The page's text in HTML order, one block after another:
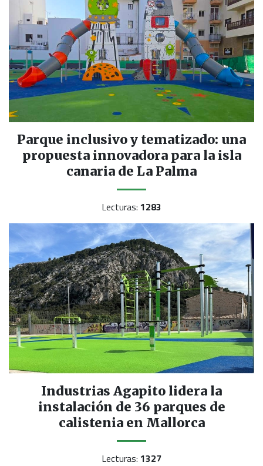
Parque inclusivo y tematizado: una
propuesta innovadora para la isla
canaria de La Palma
Lecturas: 1283
Industrias Agapito lidera la
instalación de 36 parques de
calistenia en Mallorca
Lecturas: 1327